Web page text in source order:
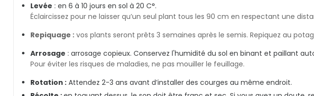
Levée : en 6 à 10 jours en sol à 20 C°.
Éclaircissez pour ne laisser qu’un seul plant tous les 90 cm en respectant une
Repiquage : vos plants seront prêts 3 semaines après le semis. Repiquez au
Arrosage : arrosage copieux. Conservez l'humidité du sol en binant et paillant
Pour éviter les risques de maladies, ne pas mouiller le feuillage.
Rotation : Attendez 2-3 ans avant d’installer des courges au même endroit.